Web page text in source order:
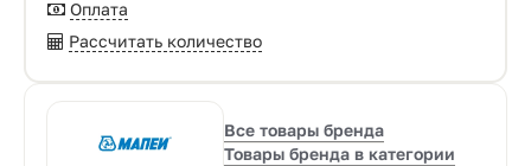
Оплата
Рассчитать количество
Все товары бренда
Товары бренда в категории